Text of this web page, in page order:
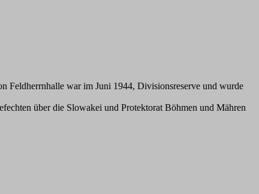
Feldherrnhalle war im Juni 1944, Divisionsreserve und wurde
über die Slowakei und Protektorat Böhmen und Mähren